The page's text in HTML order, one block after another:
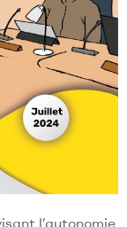
l’autonomie